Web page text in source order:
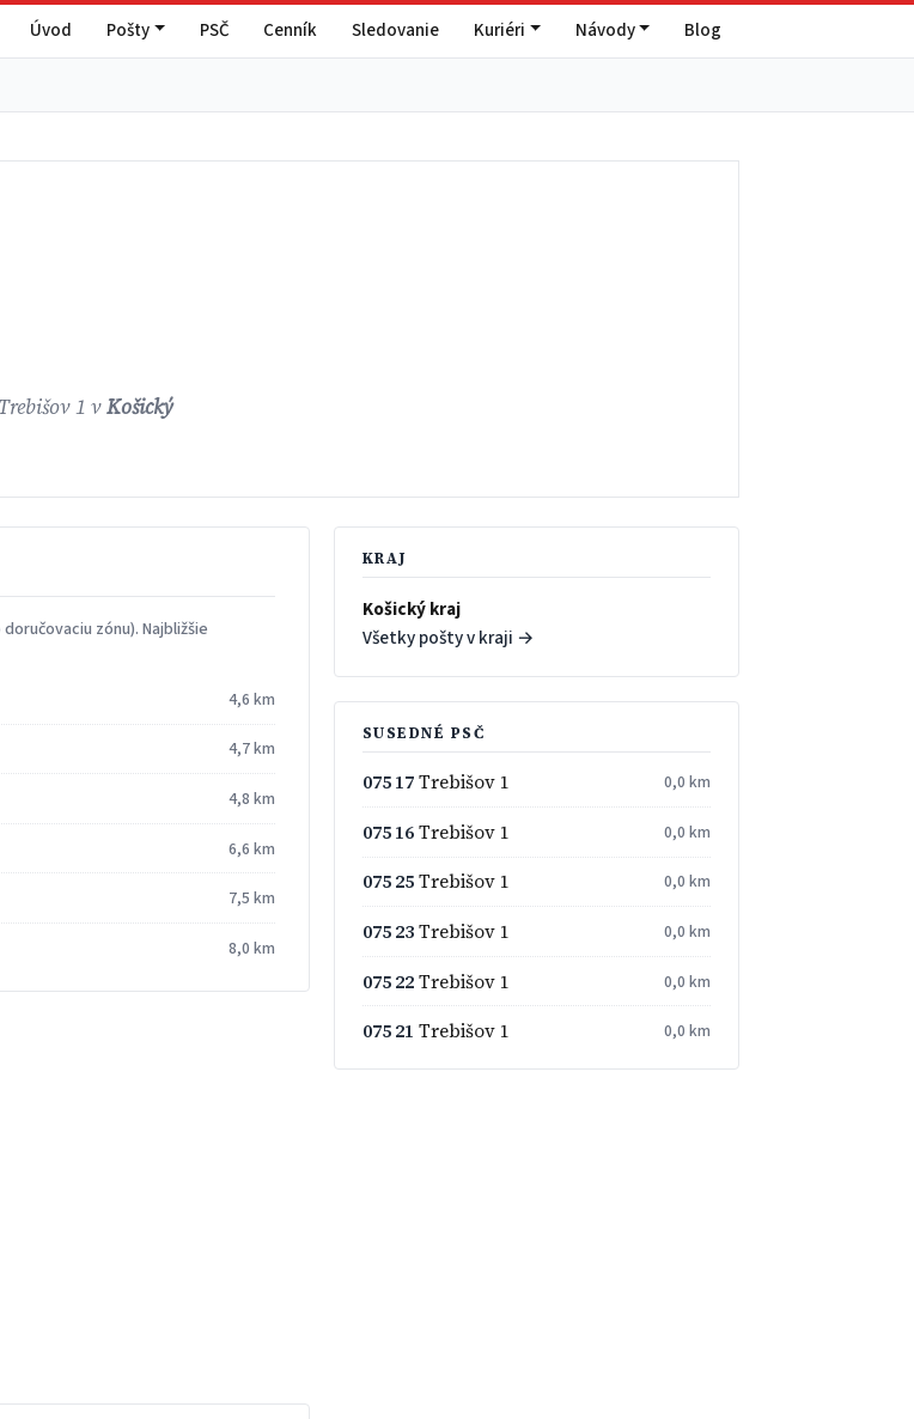
Úvod Pošty PSČ Cenník Sledovanie Kuriéri Návody Blog
1 vKošický
zónu). Najbližšie
4,6 km
4,7 km
4,8 km
6,6 km
7,5 km
8,0 km
KRAJ
Košický kraj
Všetky pošty v kraji →
SUSEDNÉ PSČ
075 17Trebišov 1 0,0 km
075 16Trebišov 1 0,0 km
075 25Trebišov 1 0,0 km
075 23Trebišov 1 0,0 km
075 22Trebišov 1 0,0 km
075 21 Trebišov 1 0,0 km